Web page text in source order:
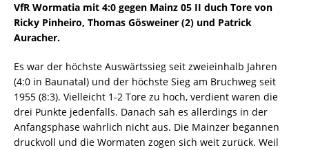
VfR Wormatia mit 4:0 gegen Mainz 05 II duch Tore von
Ricky Pinheiro, Thomas Gösweiner (2) und Patrick
Auracher.
Es war der höchste Auswärtssieg seit zweieinhalb Jahren
(4:0 in Baunatal) und der höchste Sieg am Bruchweg seit
1955 (8:3). Vielleicht 1-2 Tore zu hoch, verdient waren die
drei Punkte jedenfalls. Danach sah es allerdings in der
Anfangsphase wahrlich nicht aus. Die Mainzer begannen
druckvoll und die Wormaten zogen sich weit zurück. Weil